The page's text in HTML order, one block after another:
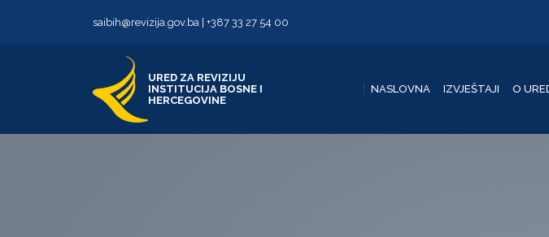
saibih@revizija.gov.ba +387 33 27 54 00
URED ZA REVIZIJU
INSTITUCIJA BOSNE I
HERCEGOVINE
NASLOVNA IZVJEŠTAJI O